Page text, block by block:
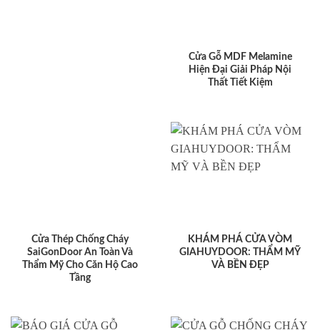
Cửa Gỗ MDF Melamine
Hiện Đại Giải Pháp Nội
Thất Tiết Kiệm
Cửa Thép Chống Cháy
SaiGonDoor An Toàn Và
Thẩm Mỹ Cho Căn Hộ Cao
Tầng
KHÁM PHÁ CỬA VÒM
GIAHUYDOOR: THẨM MỸ
VÀ BỀN ĐẸP